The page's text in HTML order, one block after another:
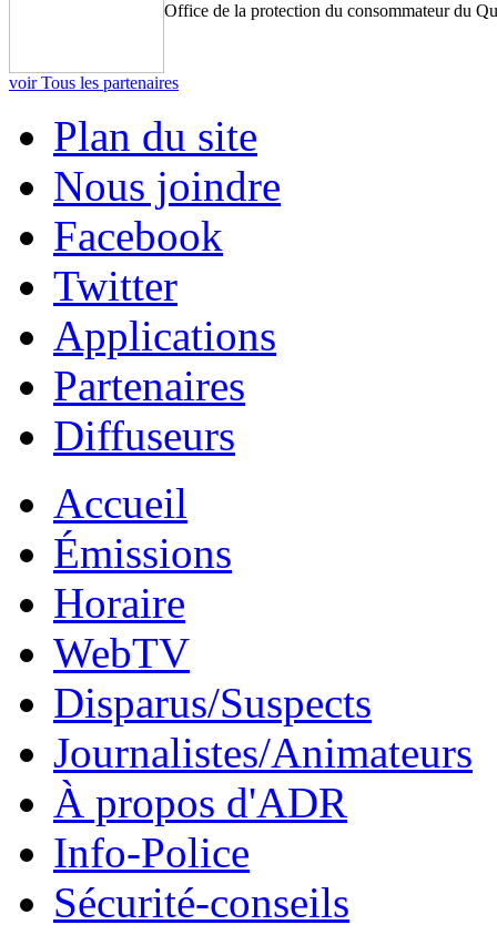
Office de la protection du consommateur du
voir Tous les partenaires
Plan du site
Nous joindre
Facebook
Twitter
Applications
Partenaires
Diffuseurs
Accueil
Émissions
Horaire
WebTV
Disparus/Suspects
Journalistes/Animateurs
À propos d'ADR
Info-Police
Sécurité-conseils